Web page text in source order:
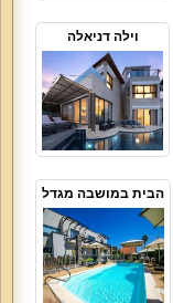
וילה דניאלה
הבית במושבה מגדל